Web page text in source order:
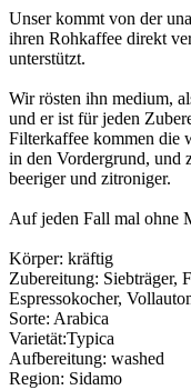
Unser kommt von der
ihren Rohkaffee direkt
unterstützt.
Wir rösten ihn medium,
und er ist für jeden
Filterkaffee kommen die
in den Vordergrund, und
beeriger und zitroniger.
Auf jeden Fall mal ohne
Körper: kräftig
Zubereitung: Siebträger,
Espressokocher,
Sorte: Arabica
Varietät:Typica
Aufbereitung: washed
Region: Sidamo